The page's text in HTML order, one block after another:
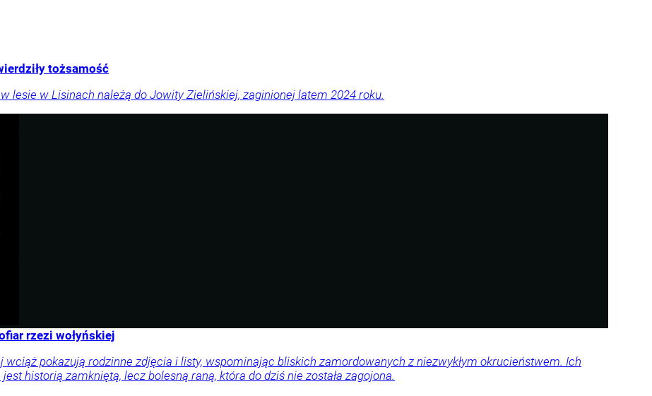
tożsamość
lesie w Lisinach należą do Jowity Zielińskiej, zaginionej latem 2024 roku.
rzezi wołyńskiej
wciąż pokazują rodzinne zdjęcia i listy, wspominając bliskich zamordowanych z niezwykłym okrucieństwem. Ich
historią zamkniętą, lecz bolesną raną, która do dziś nie została zagojona.